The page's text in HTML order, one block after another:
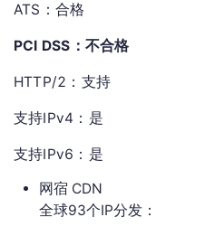
ATS：合格
PCI DSS：不合格
HTTP/2：支持
支持IPv4：是
支持IPv6：是
网宿 CDN
全球93个IP分发：